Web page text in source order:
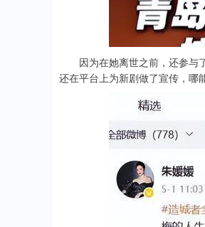
因为在她离世之前，还参与
还在平台上为新剧做了宣传，哪